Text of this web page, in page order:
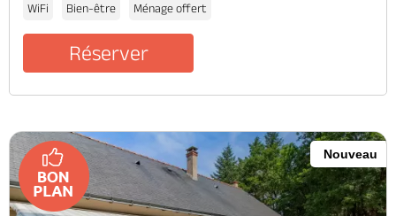
WiFi Bien-être Ménage offert
Réserver
Nouveau